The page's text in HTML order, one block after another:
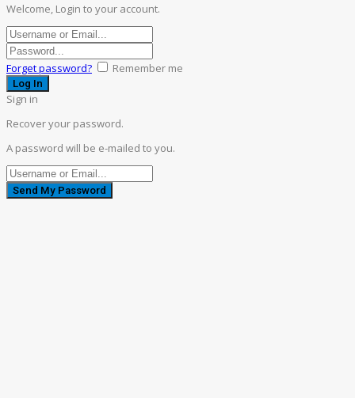
Welcome, Login to your account.
Forget password? Remember me
Sign in
Recover your password.
A password will be e-mailed to you.